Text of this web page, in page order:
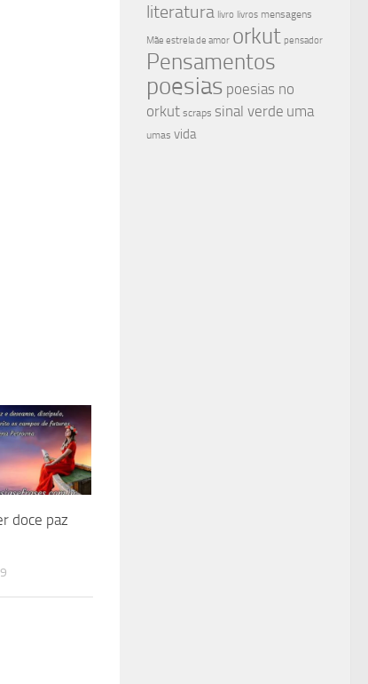
doce paz
literatura livro livros mensagens
Mãe estrela de amor orkut pensador
Pensamentos
poesias poesias no
orkut scraps sinal verde uma
umas vida